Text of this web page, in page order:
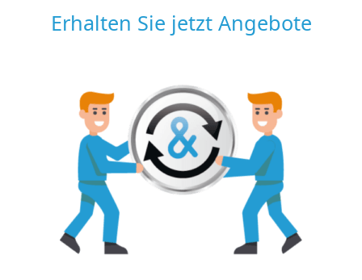
Erhalten Sie jetzt Angebote